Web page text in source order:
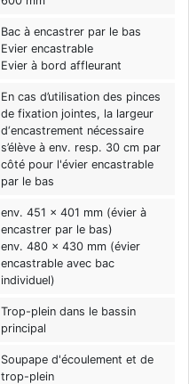
Bac à encastrer par le bas
Evier encastrable
Evier à bord affleurant
En cas d’utilisation des pinces
de fixation jointes, la largeur
d‘encastrement nécessaire
s’élève à env. resp. 30 cm par
côté pour l'évier encastrable
par le bas
env. 451 x 401 mm (évier à
encastrer par le bas)
env. 480 x 430 mm (évier
encastrable avec bac
individuel)
Trop-plein dans le bassin
principal
Soupape d'écoulement et de
trop-plein